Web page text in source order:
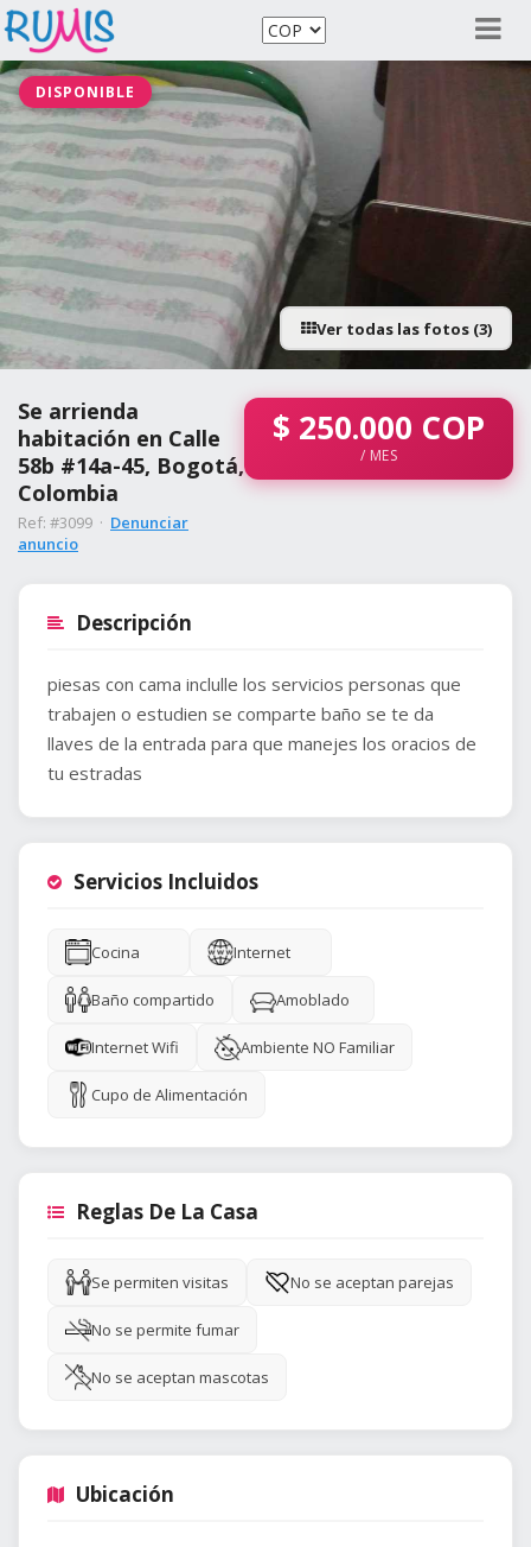
DISPONIBLE
Ver todas las fotos (3)
Se arrienda
habitación en Calle
58b #14a-45, Bogotá,
Colombia
Ref: #3099 · Denunciar
anuncio
$ 250.000 COP
/ MES
Descripción
piesas con cama inclulle los servicios personas que
trabajen o estudien se comparte baño se te da
llaves de la entrada para que manejes los oracios de
tu estradas
Servicios Incluidos
Cocina Internet
Baño compartido Amoblado
Internet Wifi Ambiente NO Familiar
Cupo de Alimentación
Reglas De La Casa
Se permiten visitas No se aceptan parejas
No se permite fumar
No se aceptan mascotas
Ubicación